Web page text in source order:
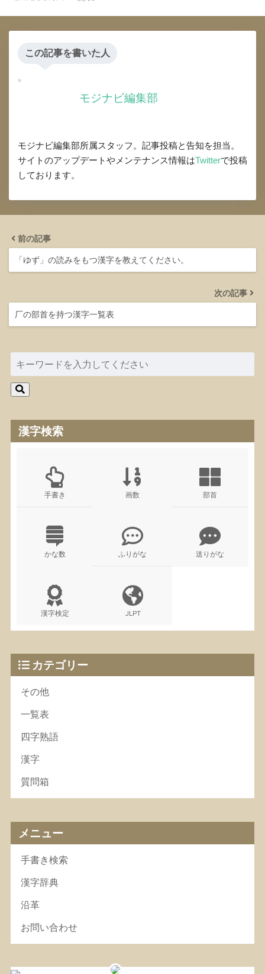
この記事を書いた人
モジナビ編集部
モジナビ編集部所属スタッフ。記事投稿と告知を担当。
サイトのアップデートやメンテナンス情報はTwitterで投稿
しております。
前の記事
「ゆず」の読みをもつ漢字を教えてください。
次の記事
厂の部首を持つ漢字一覧表
漢字検索
手書き 画数 部首
かな数 ふりがな 送りがな
漢字検定 JLPT
カテゴリー
その他
一覧表
四字熟語
漢字
質問箱
メニュー
手書き検索
漢字辞典
沿革
お問い合わせ